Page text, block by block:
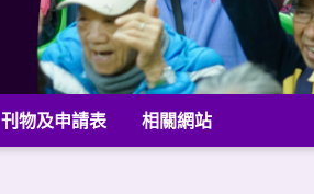
刊物及申請表 相關網站